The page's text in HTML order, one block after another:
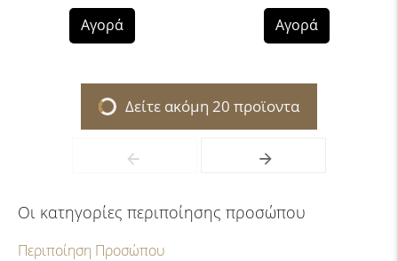
Αγορά Αγορά
Δείτε ακόμη 20 προϊοντα
Οι κατηγορίες περιποίησης προσώπου
Περιποίηση Προσώπου